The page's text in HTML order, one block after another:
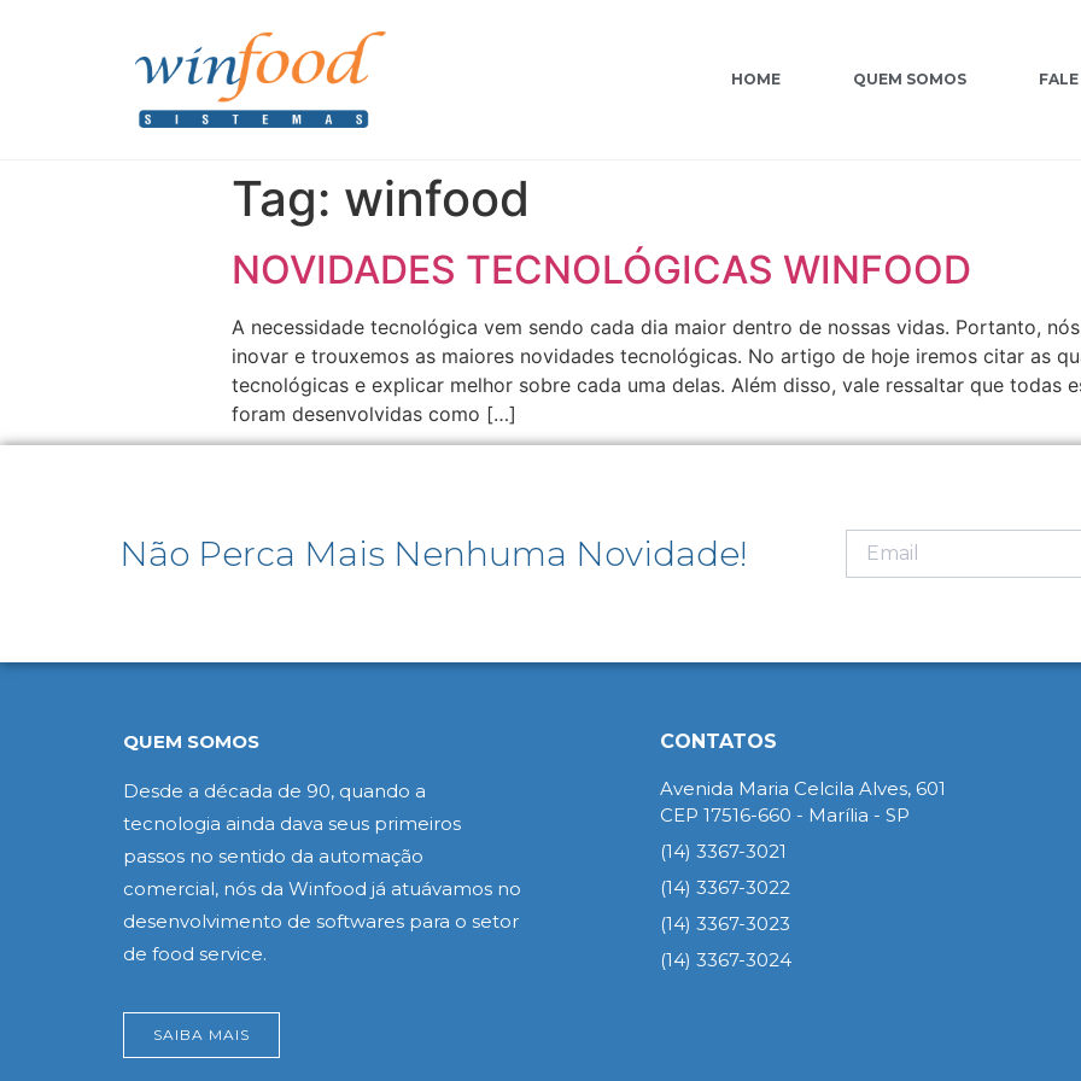
HOME QUEM SOMOS
Tag: winfood
NOVIDADES TECNOLÓGICAS WINFOOD
A necessidade tecnológica vem sendo cada dia maior dentro de nossas vidas. Portanto,
inovar e trouxemos as maiores novidades tecnológicas. No artigo de hoje iremos citar as
tecnológicas e explicar melhor sobre cada uma delas. Além disso, vale ressaltar que todas
foram desenvolvidas como […]
Não Perca Mais Nenhuma Novidade!
QUEM SOMOS
Desde a década de 90, quando a
tecnologia ainda dava seus primeiros
passos no sentido da automação
comercial, nós da Winfood já atuávamos no
desenvolvimento de softwares para o setor
de food service.
SAIBA MAIS
CONTATOS
Avenida Maria Celcila Alves, 601
CEP 17516-660 - Marília - SP
(14) 3367-3021
(14) 3367-3022
(14) 3367-3023
(14) 3367-3024